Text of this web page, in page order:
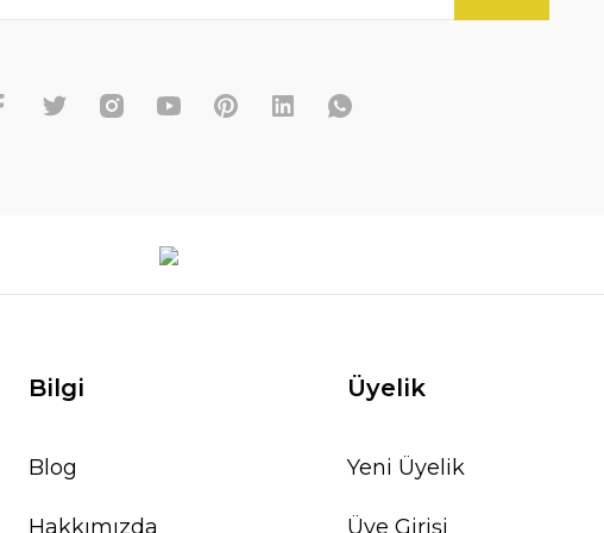
Bilgi
Blog
Hakkımızda
Üyelik
Yeni Üyelik
Üye Girişi